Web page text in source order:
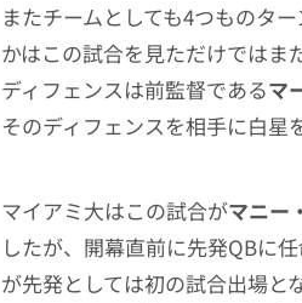
またチームとしても4つものタ
かはこの試合を見ただけではま
ディフェンスは前監督であるマ
そのディフェンスを相手に白星
マイアミ大はこの試合がマニー
したが、開幕直前に先発QBに
が先発としては初の試合出場と